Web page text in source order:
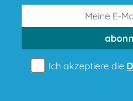
Ich akzeptiere die